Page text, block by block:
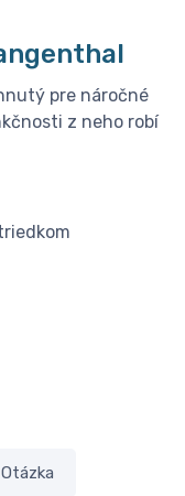
pre náročné
z neho robí
Otázka